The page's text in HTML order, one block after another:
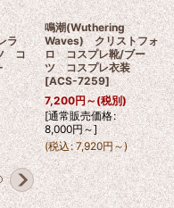
ラ
コ
鳴潮(Wuthering
Waves) クリストフォ
ロ コスプレ靴/ブー
ツ コスプレ衣装
[ACS-7259]
7,200円～ (税別)
[通常販売価格:
8,000円～]
(税込: 7,920円～)